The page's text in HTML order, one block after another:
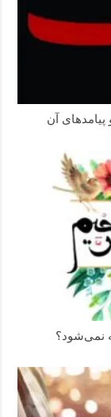
آن
نمی‌شود؟